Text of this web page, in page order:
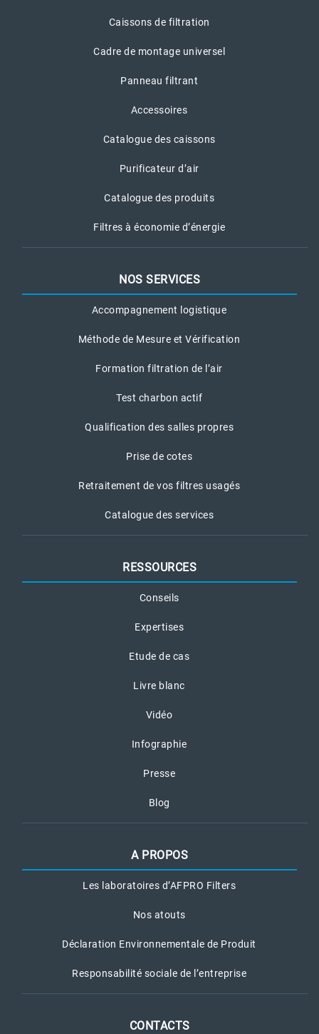
Caissons de filtration
Cadre de montage universel
Panneau filtrant
Accessoires
Catalogue des caissons
Purificateur d’air
Catalogue des produits
Filtres à économie d’énergie
NOS SERVICES
Accompagnement logistique
Méthode de Mesure et Vérification
Formation filtration de l’air
Test charbon actif
Qualification des salles propres
Prise de cotes
Retraitement de vos filtres usagés
Catalogue des services
RESSOURCES
Conseils
Expertises
Etude de cas
Livre blanc
Vidéo
Infographie
Presse
Blog
A PROPOS
Les laboratoires d’AFPRO Filters
Nos atouts
Déclaration Environnementale de Produit
Responsabilité sociale de l’entreprise
CONTACTS